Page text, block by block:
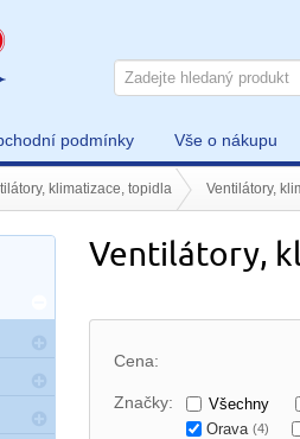
podmínky Vše o nákupu
klimatizace, topidla Ventilátory,
Ventilátory,
Cena:
Značky:
Všechny
Orava (4)